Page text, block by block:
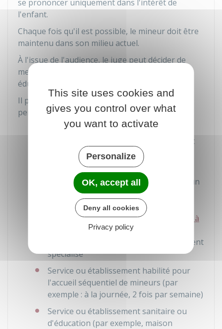
se prononcer uniquement dans l'intérêt de
l'enfant.
Chaque fois qu'il est possible, le mineur doit être
maintenu dans son milieu actuel.
À l'issue de l'audience, le juge peut décider de
mettre en place une ou plusieurs mesures
éducatives.
Il peut décider de confier l'enfant à l'une des
personnes ou institutions suivantes :
Autre parent (si l'enfant n'avait pas sa
résidence habituelle chez lui et ne court
pas de danger)
Membre de la famille autre que les
parents (un voisin, un ami connu ou à un
tiers digne de confiance)
Service départemental de l'aide sociale à
l'enfance (Ase), qui place l'enfant en
famille d'accueil ou dans un établissement
spécialisé
Service ou établissement habilité pour
l'accueil séquentiel de mineurs (par
exemple : à la journée, 2 fois par semaine)
Service ou établissement sanitaire ou
d'éducation (par exemple, maison
This site uses cookies and
gives you control over what
you want to activate
Personalize
OK, accept all
Deny all cookies
Privacy policy